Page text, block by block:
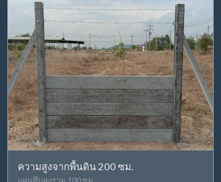
ความสูงจากพื้นดิน 200 ซม.
แผ่นทึบสูงรวม 100 ซม.